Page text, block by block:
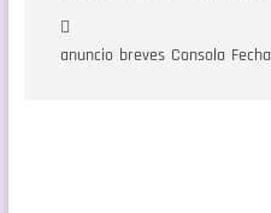
anuncio breves Consola